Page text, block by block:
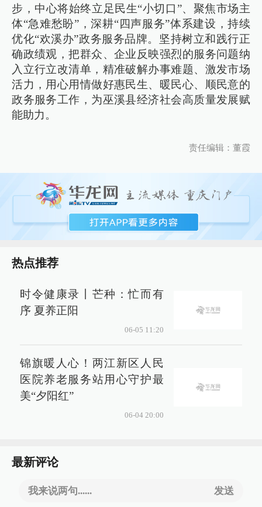
步，中心将始终立足民生“小切口”、聚焦市场主
体“急难愁盼”，深耕“四声服务”体系建设，持续
优化“欢溪办”政务服务品牌。坚持树立和践行正
确政绩观，把群众、企业反映强烈的服务问题纳
入立行立改清单，精准破解办事难题、激发市场
活力，用心用情做好惠民生、暖民心、顺民意的
政务服务工作，为巫溪县经济社会高质量发展赋
能助力。
责任编辑：董霞
热点推荐
时令健康录丨芒种：忙而有
序 夏养正阳
06-05 11:20
锦旗暖人心！两江新区人民
医院养老服务站用心守护最
美“夕阳红”
06-04 20:00
最新评论
我来说两句...... 发送